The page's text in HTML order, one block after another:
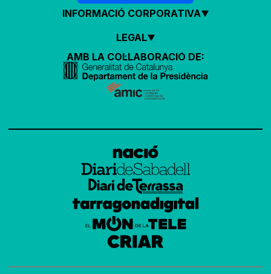
INFORMACIÓ CORPORATIVA
LEGAL
AMB LA COL·LABORACIÓ DE: